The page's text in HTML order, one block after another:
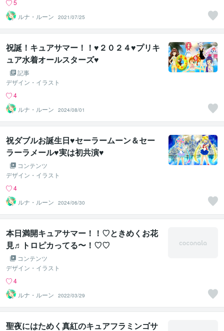
5
ルナ・ルーン
2021/07/25
祝誕！キュアサマー！！♥２０２４♥プリキ
ュア水着オールスターズ♥
記事
デザイン・イラスト
4
ルナ・ルーン
2024/08/01
祝ダブルお誕生日♥セーラームーン＆セー
ラーラメール♥実は初共演♥
コンテンツ
デザイン・イラスト
4
ルナ・ルーン
2024/06/30
本日満開キュアサマー！！♡ときめくお花
見♬トロピカってる〜！♡♡
コンテンツ
デザイン・イラスト
4
ルナ・ルーン
2022/03/29
聖夜にはためく真紅のキュアフラミンゴサ